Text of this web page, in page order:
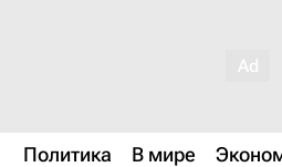
Политика В мире